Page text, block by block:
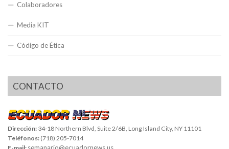
Colaboradores
Media KIT
Código de Ética
CONTACTO
Dirección: 34-18 Northern Blvd, Suite 2/6B, Long Island City, NY 11101
Teléfonos: (718) 205-7014
semanario@ecuadornews.us